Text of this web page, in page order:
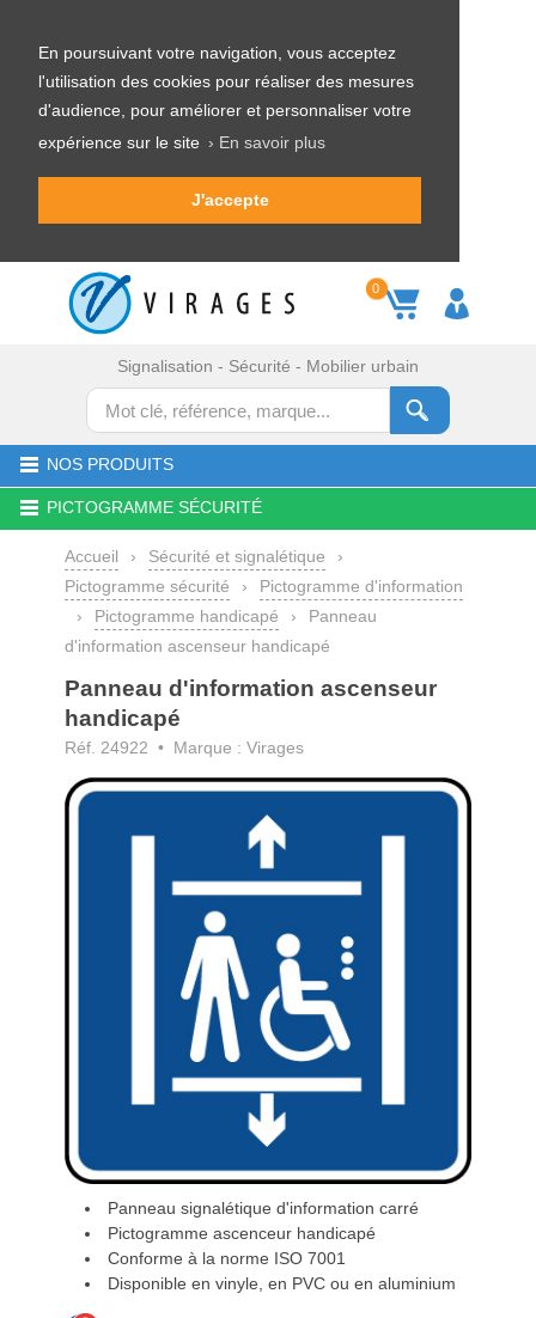
En poursuivant votre navigation, vous acceptez
l'utilisation des cookies pour réaliser des mesures
d'audience, pour améliorer et personnaliser votre
expérience sur le site › En savoir plus
J'accepte
0
Signalisation - Sécurité - Mobilier urbain
NOS PRODUITS
PICTOGRAMME SÉCURITÉ
Accueil › Sécurité et signalétique
›
Pictogramme sécurité
›
Pictogramme d'information
›
Pictogramme handicapé ›
Panneau
d'information ascenseur handicapé
Panneau d'information ascenseur
handicapé
Réf. 24922 • Marque : Virages
Panneau signalétique d'information carré
Pictogramme ascenceur handicapé
Conforme à la norme ISO 7001
Disponible en vinyle, en PVC ou en aluminium